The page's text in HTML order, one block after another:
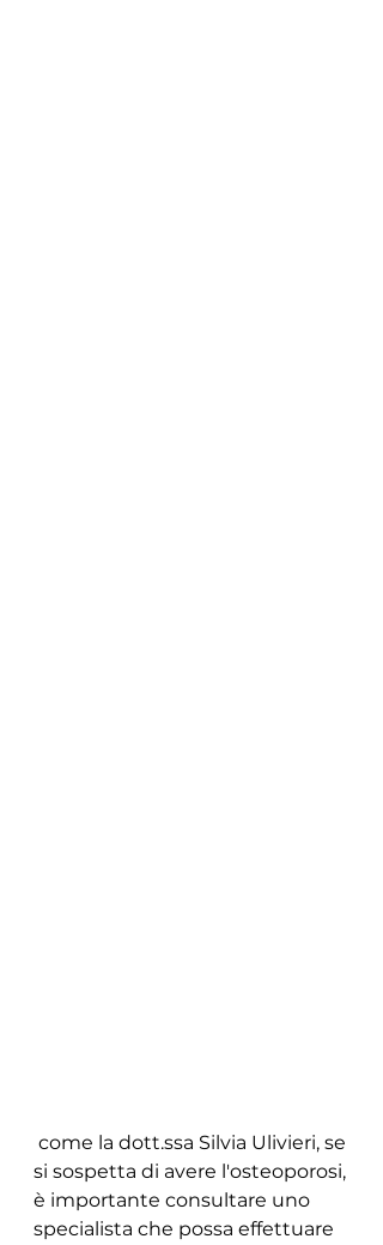
si sospetta di avere l'osteoporosi,
è importante consultare uno
specialista che possa effettuare